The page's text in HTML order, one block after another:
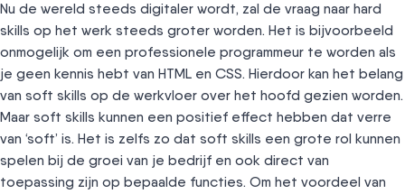
Nu de wereld steeds digitaler wordt, zal de vraag naar hard
skills op het werk steeds groter worden. Het is bijvoorbeeld
onmogelijk om een professionele programmeur te worden als
je geen kennis hebt van HTML en CSS. Hierdoor kan het belang
van soft skills op de werkvloer over het hoofd gezien worden.
Maar soft skills kunnen een positief effect hebben dat verre
van ‘soft’ is. Het is zelfs zo dat soft skills een grote rol kunnen
spelen bij de groei van je bedrijf en ook direct van
toepassing zijn op bepaalde functies. Om het voordeel van